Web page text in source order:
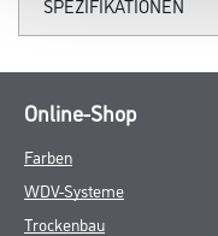
SPEZIFIKATIONEN
Online-Shop
Farben
WDV-Systeme
Trockenbau